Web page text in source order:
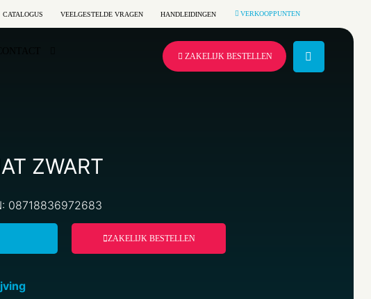
CATALOGUS VEELGESTELDE VRAGEN HANDLEIDINGEN VERKOOPPUNTEN
ZAKELIJK BESTELLEN
ZWART
08718836972683
ZAKELIJK BESTELLEN